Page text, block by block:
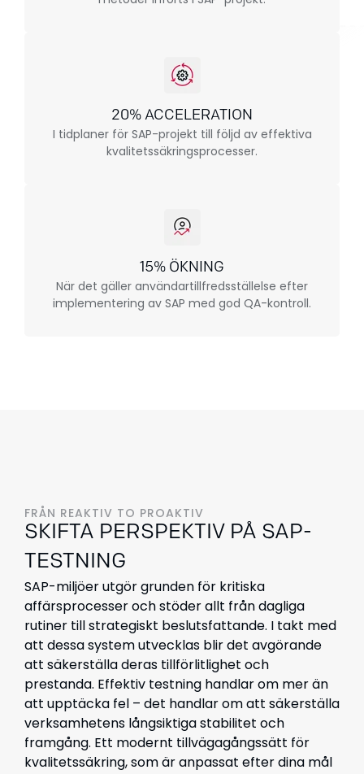
20% ACCELERATION
I tidplaner för SAP-projekt till följd av effektiva
kvalitetssäkringsprocesser.
15% ÖKNING
När det gäller användartillfredsställelse efter
implementering av SAP med god QA-kontroll.
FRÅN REAKTIV TO PROAKTIV
SKIFTA PERSPEKTIV PÅ SAP-
TESTNING
SAP-miljöer utgör grunden för kritiska
affärsprocesser och stöder allt från dagliga
rutiner till strategiskt beslutsfattande. I takt med
att dessa system utvecklas blir det avgörande
att säkerställa deras tillförlitlighet och
prestanda. Effektiv testning handlar om mer än
att upptäcka fel – det handlar om att säkerställa
verksamhetens långsiktiga stabilitet och
framgång. Ett modernt tillvägagångssätt för
kvalitetssäkring, som är anpassat efter dina mål